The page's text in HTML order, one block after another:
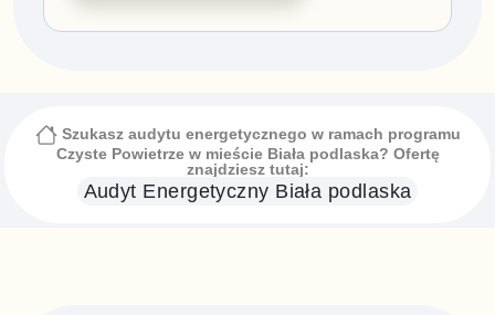
Szukasz audytu energetycznego w ramach programu
Czyste Powietrze w mieście Biała podlaska? Ofertę
znajdziesz tutaj:
Audyt Energetyczny Biała podlaska